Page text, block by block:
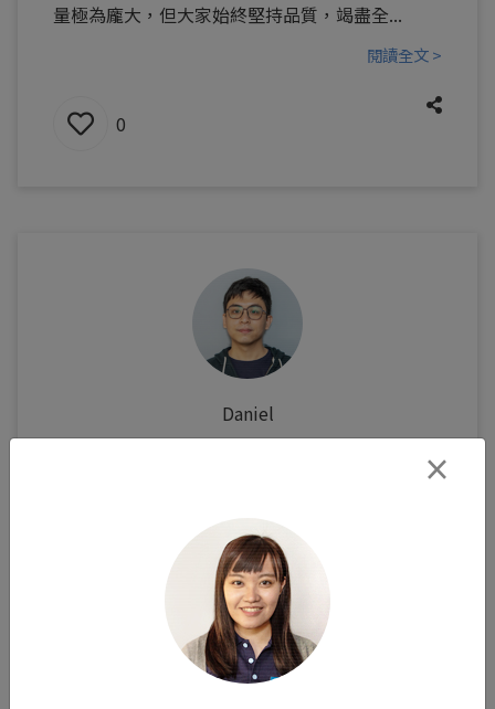
量極為龐大，但大家始終堅持品質，竭盡全...
閱讀全文 >
0
Daniel
在開發 HiStork 系統的過程中，我發現每一行代
碼背後，其實都承載著一個家庭對新生命的渴望。
數據不再只是冰冷的數字，而是求子路上不放棄的
希望。 AI 能優化配對效率，卻無法模擬父母在看
到陽性結果時，那種心跳加速的喜悅。這種「人
×